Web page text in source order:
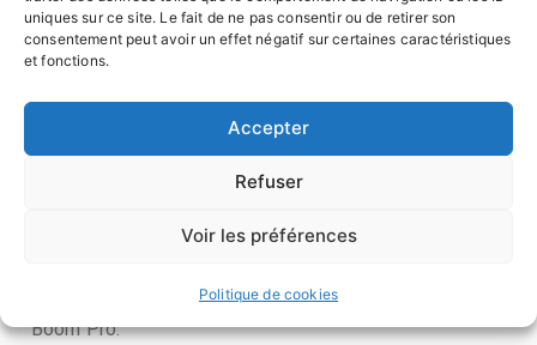
uniques sur ce site. Le fait de ne pas consentir ou de retirer son
consentement peut avoir un effet négatif sur certaines caractéristiques
et fonctions.
Accepter
Refuser
Voir les préférences
Politique de cookies
LaHead Radical Proest reconnue pour sa polyvalence
et sa capacité à offrir un excellent équilibre entre
puissance et contrôle. C’est une raquette souvent
choisie par les joueurs de fond de court
recherchent une arme stable et réactive, adaptée aux
raquette de Lorenzo Musetti
Boom Pro.